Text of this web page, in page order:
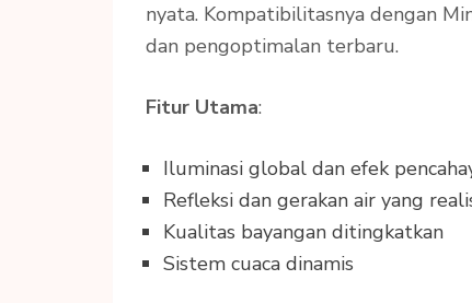
nyata. Kompatibilitasnya dengan
dan pengoptimalan terbaru.
Fitur Utama:
Iluminasi global dan efek
Refleksi dan gerakan air yang
Kualitas bayangan ditingkatkan
Sistem cuaca dinamis